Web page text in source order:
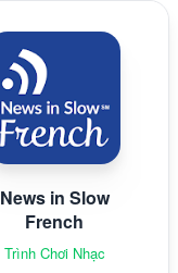
News in Slow
French
Trình Chơi Nhạc